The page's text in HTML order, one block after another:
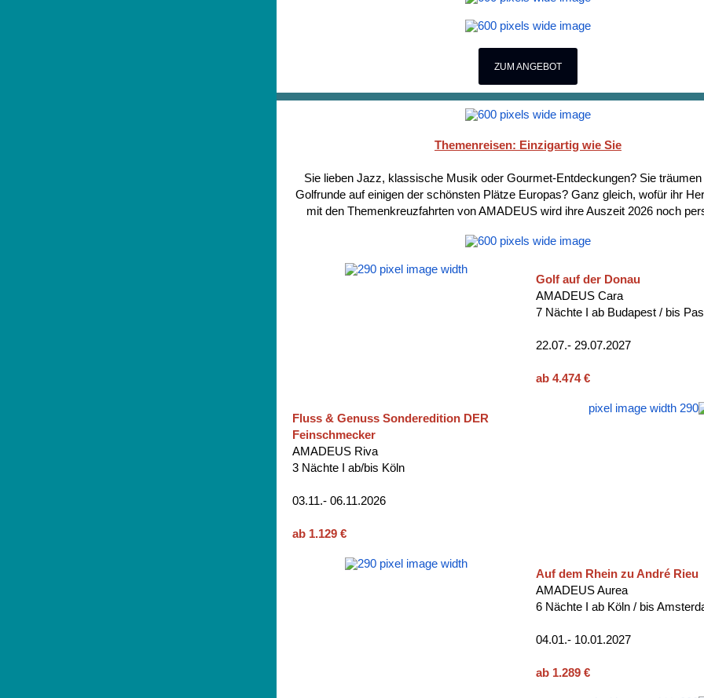
ZUM ANGEBOT
Themenreisen: Einzigartig wie Sie
Sie lieben Jazz, klassische Musik oder Gourmet-Entdeckungen? Sie
Golfrunde auf einigen der schönsten Plätze Europas? Ganz gleich, wofür ihr
mit den Themenkreuzfahrten von AMADEUS wird ihre Auszeit 2026 noch
Golf auf der Donau
AMADEUS Cara
7 Nächte I ab Budapest / bis
22.07.- 29.07.2027
ab 4.474 €
Fluss & Genuss Sonderedition DER
Feinschmecker
AMADEUS Riva
3 Nächte I ab/bis Köln
03.11.- 06.11.2026
ab 1.129 €
Auf dem Rhein zu André Rieu
AMADEUS Aurea
6 Nächte I ab Köln / bis
04.01.- 10.01.2027
ab 1.289 €